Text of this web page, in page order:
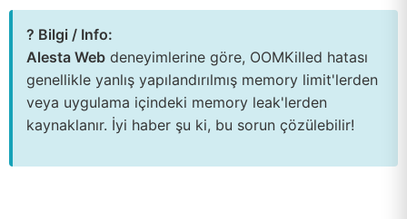
? Bilgi / Info:
Alesta Web deneyimlerine göre, OOMKilled hatası
genellikle yanlış yapılandırılmış memory limit'lerden
veya uygulama içindeki memory leak'lerden
kaynaklanır. İyi haber şu ki, bu sorun çözülebilir!